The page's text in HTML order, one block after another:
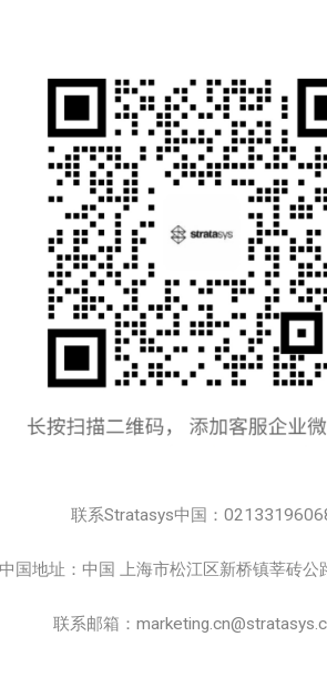
联系Stratasys中国：
国地址：中国 上海市松江区新桥镇莘砖
联系邮箱：